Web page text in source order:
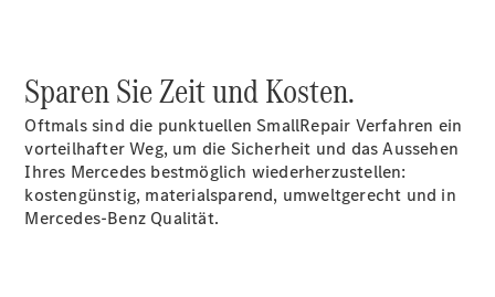
vereinbaren
Beratung
vereinbaren
Servicetermin
vereinbaren
Tel.: +49 (0)
40 767 000
Sparen Sie Zeit und Kosten.
Oftmals sind die punktuellen SmallRepair Verfahren ein
vorteilhafter Weg, um die Sicherheit und das Aussehen
Ihres Mercedes bestmöglich wiederherzustellen:
kostengünstig, materialsparend, umweltgerecht und in
Mercedes-Benz Qualität.